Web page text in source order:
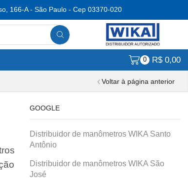
166-A - São Paulo - Cep 03370-020
0 R$0,00
Voltar à página anterior
GOOGLE
Distribuidor de manômetros WIKA Santo
Antônio
Distribuidor de manômetros WIKA São
José